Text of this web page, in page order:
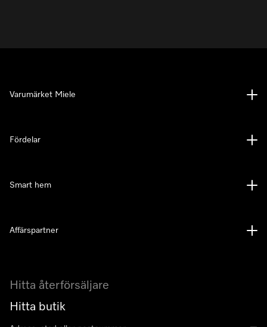
Hitta återförsäljare
Hitta butik
Varumärket Miele
Fördelar
Smart hem
Affärspartner